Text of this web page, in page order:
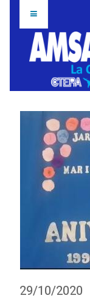
29/10/2020